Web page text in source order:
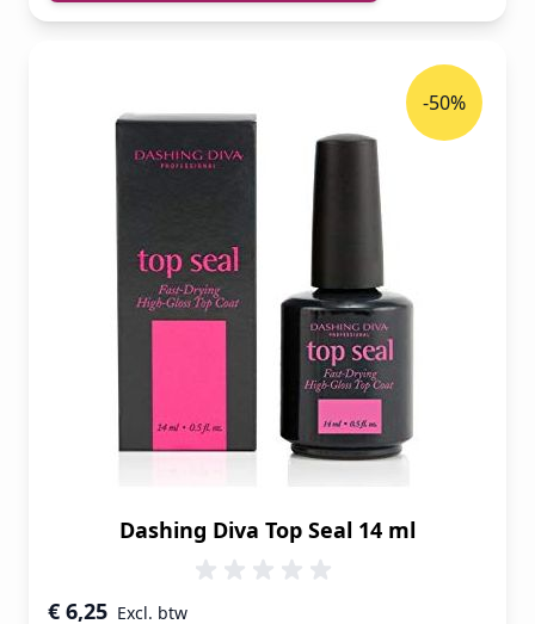
Dashing Diva Top Seal 14 ml
Speciale prijs
€ 6,25
-50%